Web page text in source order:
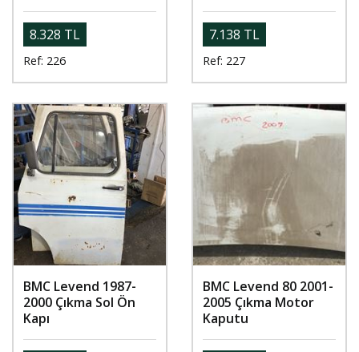
8.328 TL
Ref: 226
7.138 TL
Ref: 227
BMC Levend 1987-
2000 Çıkma Sol Ön
Kapı
BMC Levend 80 2001-
2005 Çıkma Motor
Kaputu